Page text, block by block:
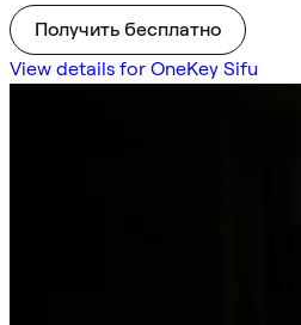
Получить бесплатно
View details for OneKey Sifu